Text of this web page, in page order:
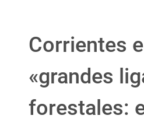
Corrientes
«grandes
forestales: